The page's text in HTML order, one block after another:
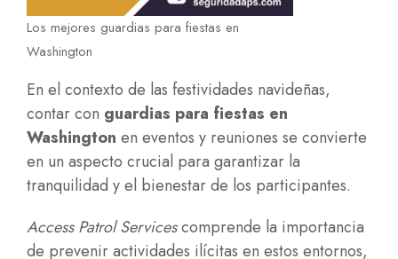
Los mejores guardias para fiestas en
Washington
En el contexto de las festividades navideñas,
contar con guardias para fiestas en
Washington en eventos y reuniones se convierte
en un aspecto crucial para garantizar la
tranquilidad y el bienestar de los participantes.
Access Patrol Servicescomprende la importancia
de prevenir actividades ilícitas en estos entornos,